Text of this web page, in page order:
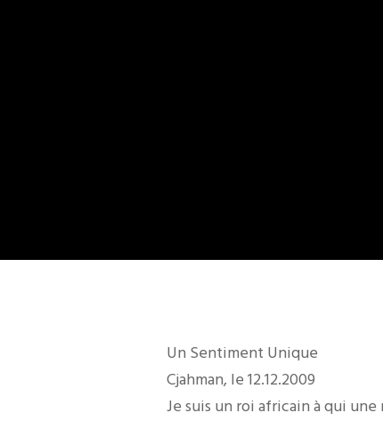
Un Sentiment Unique
Cjahman, le 12.12.2009
Je suis un roi africain à qui